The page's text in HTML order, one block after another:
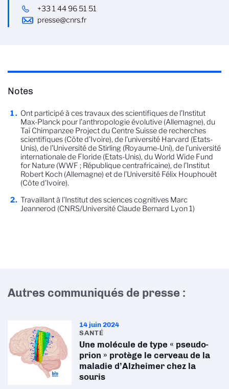
+33 1 44 96 51 51
presse@cnrs.fr
Notes
Ont participé à ces travaux des scientifiques de l’Institut
Max-Planck pour l’anthropologie évolutive (Allemagne), du
Taï Chimpanzee Project du Centre Suisse de recherches
scientifiques (Côte d’Ivoire), de l’université Harvard (Etats-
Unis), de l’Université de Stirling (Royaume-Uni), de l’université
internationale de Floride (Etats-Unis), du World Wide Fund
for Nature (WWF ; République centrafricaine), de l’Institut
Robert Koch (Allemagne) et de l’Université Félix Houphouët
(Côte d'Ivoire).
Travaillant à l’Institut des sciences cognitives Marc
Jeannerod (CNRS/Université Claude Bernard Lyon 1)
Autres communiqués de presse :
14 juin 2024
SANTÉ
Une molécule de type « pseudo-
prion » protège le cerveau de la
maladie d’Alzheimer chez la
souris